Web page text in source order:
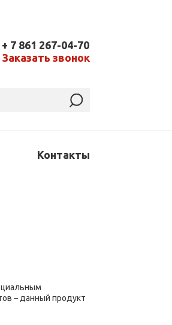
+ 7 861 267-04-70
Заказать звонок
Контакты
– данный продукт